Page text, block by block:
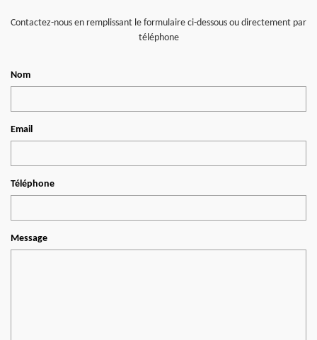
Contactez-nous en remplissant le formulaire ci-dessous ou directement par
téléphone
Nom
Email
Téléphone
Message